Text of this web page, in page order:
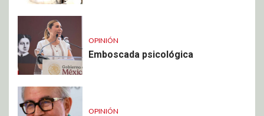
OPINIÓN
Emboscada psicológica
OPINIÓN